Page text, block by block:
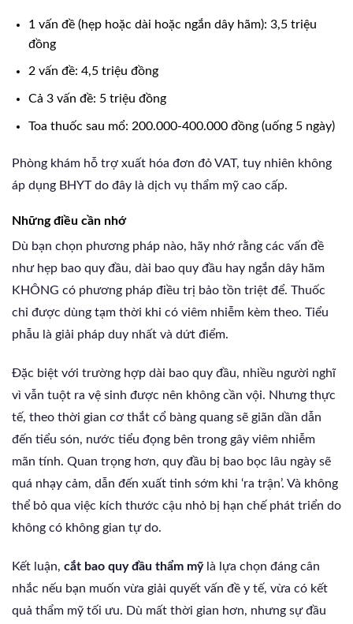
1 vấn đề (hẹp hoặc dài hoặc ngắn dây hãm): 3,5 triệu
đồng
2 vấn đề: 4,5 triệu đồng
Cả 3 vấn đề: 5 triệu đồng
Toa thuốc sau mổ: 200.000-400.000 đồng (uống 5 ngày)
Phòng khám hỗ trợ xuất hóa đơn đỏ VAT, tuy nhiên không
áp dụng BHYT do đây là dịch vụ thẩm mỹ cao cấp.
Những điều cần nhớ
Dù bạn chọn phương pháp nào, hãy nhớ rằng các vấn đề
như hẹp bao quy đầu, dài bao quy đầu hay ngắn dây hãm
KHÔNG có phương pháp điều trị bảo tồn triệt để. Thuốc
chỉ được dùng tạm thời khi có viêm nhiễm kèm theo. Tiểu
phẫu là giải pháp duy nhất và dứt điểm.
Đặc biệt với trường hợp dài bao quy đầu, nhiều người nghĩ
vì vẫn tuột ra vệ sinh được nên không cần vội. Nhưng thực
tế, theo thời gian cơ thắt cổ bàng quang sẽ giãn dần dẫn
đến tiểu són, nước tiểu đọng bên trong gây viêm nhiễm
mãn tính. Quan trọng hơn, quy đầu bị bao bọc lâu ngày sẽ
quá nhạy cảm, dẫn đến xuất tinh sớm khi ‘ra trận’. Và không
thể bỏ qua việc kích thước cậu nhỏ bị hạn chế phát triển do
không có không gian tự do.
Kết luận, cắt bao quy đầu thẩm mỹlà lựa chọn đáng cân
nhắc nếu bạn muốn vừa giải quyết vấn đề y tế, vừa có kết
quả thẩm mỹ tối ưu. Dù mất thời gian hơn, nhưng sự đầu